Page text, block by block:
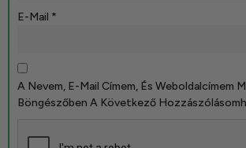
E-Mail *
A Nevem, E-Mail Címem, És Weboldalcímem
Böngészőben A Következő